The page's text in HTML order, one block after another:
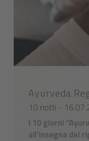
Ayurveda
10 notti -
I 10 giorni
all'insegna del